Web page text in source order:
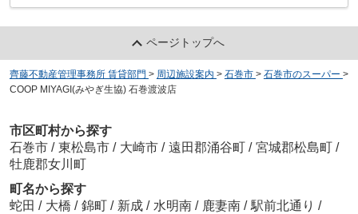
ページトップへ
齊藤不動産管理事務所 賃貸部門 > 周辺施設案内 > 石巻市 > 石巻市のスーパー >
COOP MIYAGI(みやぎ生協) 石巻渡波店
市区町村から探す
石巻市 / 東松島市 / 大崎市 / 遠田郡涌谷町 / 宮城郡松島町 /
牡鹿郡女川町
町名から探す
蛇田 / 大橋 / 錦町 / 新成 / 水明南 / 鹿妻南 / 駅前北通り /